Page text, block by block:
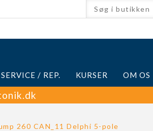
SERVICE / REP. KURSER OM OS
260 CAN_11 Delphi 5-pole